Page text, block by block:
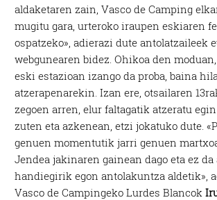
aldaketaren zain, Vasco de Camping
mugitu gara, urteroko iraupen eskiaren
ospatzeko», adierazi dute antolatzaileek
webgunearen bidez. Ohikoa den
eski estazioan izango da proba, baina
atzerapenarekin. Izan ere, otsailaren
zegoen arren, elur faltagatik atzeratu
zuten eta azkenean, etzi jokatuko dute.
genuen momentutik jarri genuen
Jendea jakinaren gainean dago eta ez da
handiegirik egon antolakuntza aldetik»,
Vasco de Campingeko Lurdes Blancok